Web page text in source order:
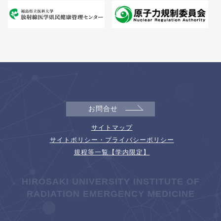
お問合せ
サイトマップ
サイトポリシー・プライバシーポリシー
規程等一覧【学内限定】
HIROSAKI UNIVERSITY INSTITUTE OF
RADIATION EMERGENCY MEDICINE